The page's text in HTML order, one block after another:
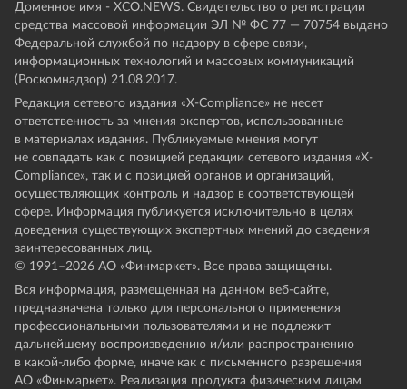
Доменное имя - XCO.NEWS. Свидетельство о регистрации
средства массовой информации ЭЛ № ФС 77 — 70754 выдано
Федеральной службой по надзору в сфере связи,
информационных технологий и массовых коммуникаций
(Роскомнадзор) 21.08.2017.
Редакция сетевого издания «X-Compliance» не несет
ответственность за мнения экспертов, использованные
в материалах издания. Публикуемые мнения могут
не совпадать как с позицией редакции сетевого издания «X-
Compliance», так и с позицией органов и организаций,
осуществляющих контроль и надзор в соответствующей
сфере. Информация публикуется исключительно в целях
доведения существующих экспертных мнений до сведения
заинтересованных лиц.
© 1991–2026 АО «Финмаркет». Все права защищены.
Вся информация, размещенная на данном веб-сайте,
предназначена только для персонального применения
профессиональными пользователями и не подлежит
дальнейшему воспроизведению и/или распространению
в какой-либо форме, иначе как с письменного разрешения
АО «Финмаркет». Реализация продукта физическим лицам